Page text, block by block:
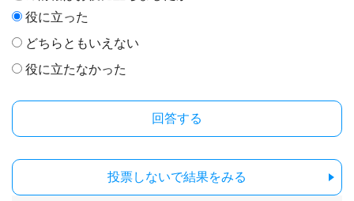
役に立った
どちらともいえない
役に立たなかった
投票しないで結果をみる